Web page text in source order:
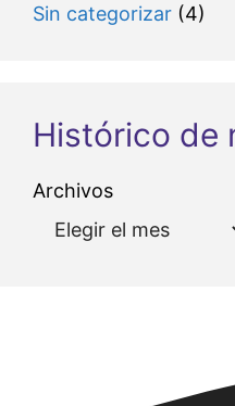
Sin categorizar (4)
Histórico de
Archivos